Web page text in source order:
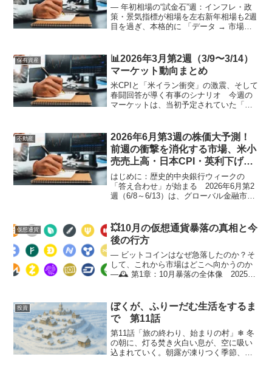
― 年初相場の“試金石”週：インフレ・政
策・景気指標が相場を左右新年相場も2週
目を過ぎ、本格的に 「データ → 市場コ
出揃った雇用統計や早期景気指標を踏ま
え、1...
保有資産
📊2026年3月第2週（3/9〜3/14）
マーケット動向まとめ
米CPIと「米イラン衝突」の激震、そして
春闘回答が導く有事のシナリオ 今週の
マーケットは、当初予定されていた「イ
タグフレーションへの警戒」**という、
極めて重々しい...
不動産
2026年6月第3週の株価大予測！
前週の衝撃を消化する市場、米小
売売上高・日本CPI・英利下げ観
測が織りなす「実体経済の真実」
はじめに：歴史的中央銀行ウィークの
「答え合わせ」が始まる 2026年6月第2
週（6/8～6/13）は、グローバル金融市場
れを受けたFRB（連邦準備制度理事会）
によ...
仮想通貨
💥10月の仮想通貨暴落の真相と今
後の行方
― ビットコインはなぜ急落したのか？そ
して、これから市場はどこへ向かうのか
―🕰️ 第1章：10月暴落の全体像 2025年
でした。ビットコイン（BTC）は9月末の
73,...
投資
ぼくが、ふりーだむ生活をするま
で 第11話
第11話「旅の終わり、始まりの村」❄ 冬
の朝に、灯る焚き火白い息が、空に吸い
込まれていく。朝露が凍りつく季節、バ